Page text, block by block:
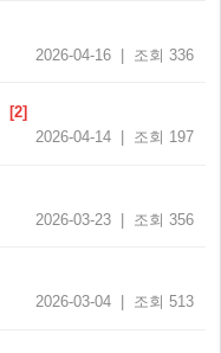
2026-04-16 | 조회 336
[2]
2026-04-14 | 조회 197
2026-03-23 | 조회 356
2026-03-04 | 조회 513